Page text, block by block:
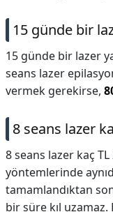
15 günde bir
15 günde bir lazer
seans lazer
vermek gerekirse,
8 seans lazer
8 seans lazer kaç TL
yöntemlerinde
tamamlandıktan
bir süre kıl